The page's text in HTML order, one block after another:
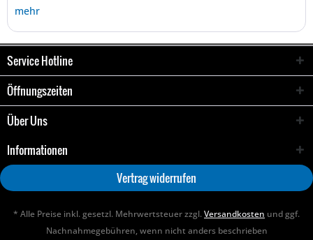
mehr
Service Hotline
Öffnungszeiten
Über Uns
Informationen
Vertrag widerrufen
* Alle Preise inkl. gesetzl. Mehrwertsteuer zzgl.Versandkosten und ggf.
Nachnahmegebühren, wenn nicht anders beschrieben